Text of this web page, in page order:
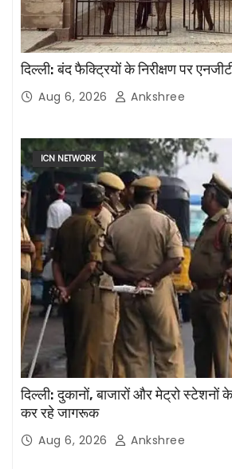
दिल्ली: बंद फैक्ट्रियों के निरीक्षण पर
Aug 6, 2026 Ankshree
ICN NETWORK
दिल्ली: दुकानों, बाजारों और मेट्रो स्टेशनों
कर रहे जागरूक
Aug 6, 2026 Ankshree